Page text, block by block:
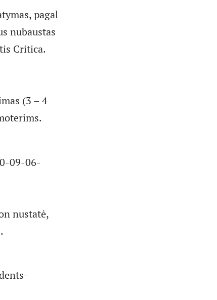
pagal
nubaustas
Critica.
(3 – 4
09-06-
nustatė,